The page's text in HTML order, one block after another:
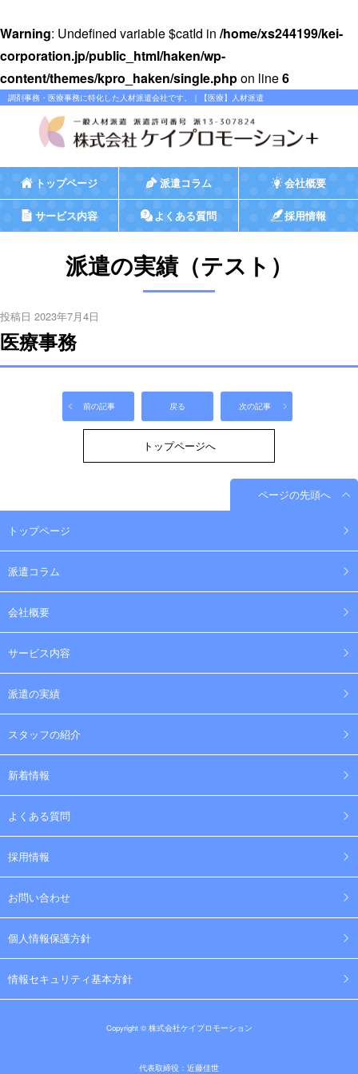
Warning: Undefined variable $catId in /home/xs244199/kei-
corporation.jp/public_html/haken/wp-
content/themes/kpro_haken/single.phpon line6
調剤事務・医療事務に特化した人材派遣会社です。｜【医療】人材派遣
トップページ 派遣コラム 会社概要
サービス内容 よくある質問 採用情報
派遣の実績（テスト）
投稿日 2023年7月4日
医療事務
前の記事 戻る 次の記事
トップページへ
ページの先頭へ
トップページ
派遣コラム
会社概要
サービス内容
派遣の実績
スタッフの紹介
新着情報
よくある質問
採用情報
お問い合わせ
個人情報保護方針
情報セキュリティ基本方針
Copyright © 株式会社ケイプロモーション
代表取締役：近藤佳世